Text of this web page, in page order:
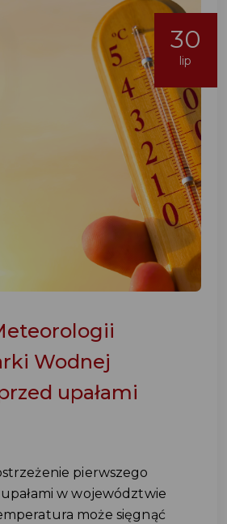
30
lip
Wodnej
upałami
pierwszego
w województwie
może sięgnąć